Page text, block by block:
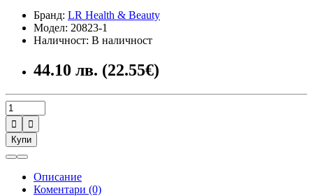
Бранд: LR Health & Beauty
Модел: 20823-1
Наличност: В наличност
44.10 лв. (22.55€)


Купи
Описание
Коментари (0)